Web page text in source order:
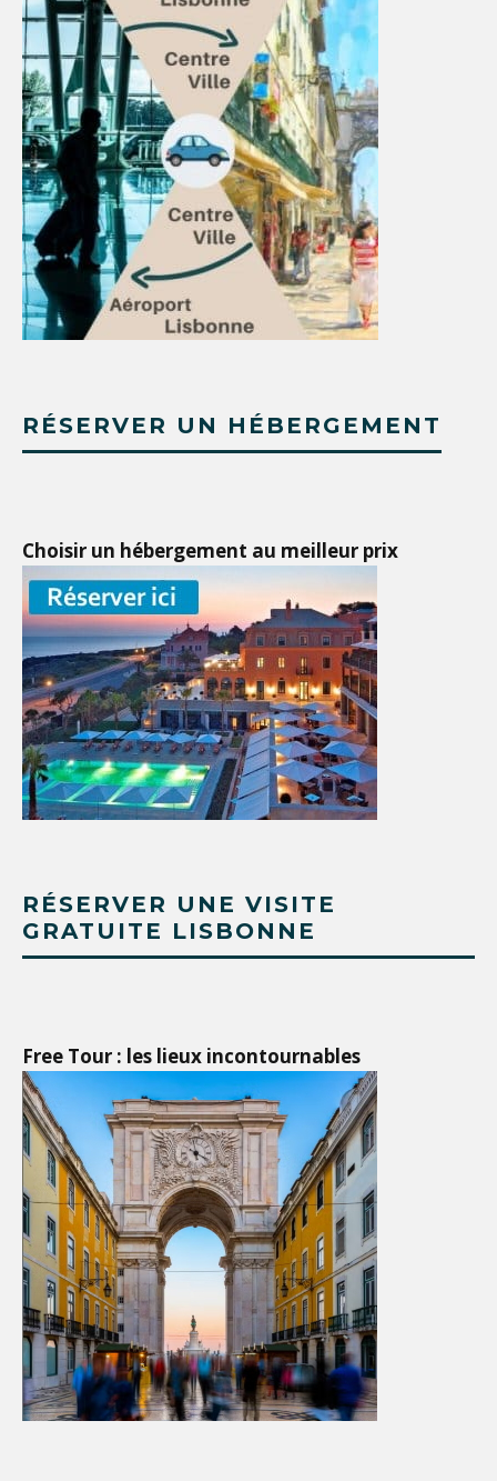
RÉSERVER UN HÉBERGEMENT
Choisir un hébergement au meilleur prix
RÉSERVER UNE VISITE
GRATUITE LISBONNE
Free Tour : les lieux incontournables